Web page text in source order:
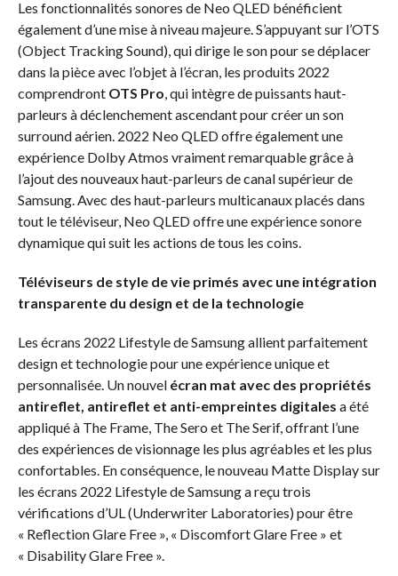
Les fonctionnalités sonores de Neo QLED bénéficient
également d’une mise à niveau majeure. S’appuyant sur l’OTS
(Object Tracking Sound), qui dirige le son pour se déplacer
dans la pièce avec l’objet à l’écran, les produits 2022
comprendront OTS Pro, qui intègre de puissants haut-
parleurs à déclenchement ascendant pour créer un son
surround aérien. 2022 Neo QLED offre également une
expérience Dolby Atmos vraiment remarquable grâce à
l’ajout des nouveaux haut-parleurs de canal supérieur de
Samsung. Avec des haut-parleurs multicanaux placés dans
tout le téléviseur, Neo QLED offre une expérience sonore
dynamique qui suit les actions de tous les coins.
Téléviseurs de style de vie primés avec une intégration
transparente du design et de la technologie
Les écrans 2022 Lifestyle de Samsung allient parfaitement
design et technologie pour une expérience unique et
personnalisée. Un nouvel écran mat avec des propriétés
antireflet, antireflet et anti-empreintes digitales a été
appliqué à The Frame, The Sero et The Serif, offrant l’une
des expériences de visionnage les plus agréables et les plus
confortables. En conséquence, le nouveau Matte Display sur
les écrans 2022 Lifestyle de Samsung a reçu trois
vérifications d’UL (Underwriter Laboratories) pour être
« Reflection Glare Free », « Discomfort Glare Free » et
« Disability Glare Free ».